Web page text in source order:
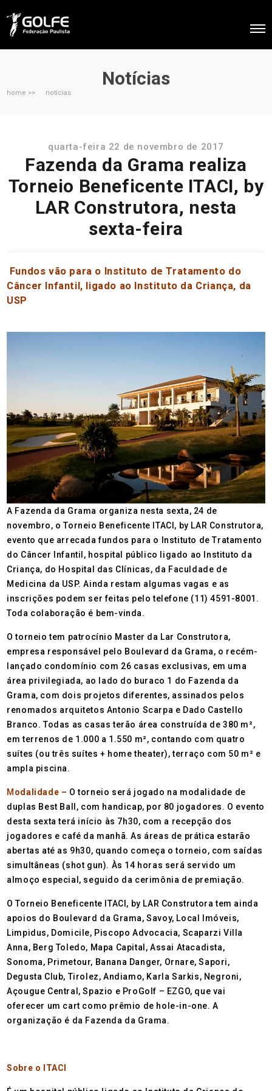
Notícias
home >> notícias
quarta-feira 22 de novembro de 2017
Fazenda da Grama realiza
Torneio Beneficente ITACI, by
LAR Construtora, nesta
sexta-feira
Fundos vão para o Instituto de Tratamento do
Câncer Infantil, ligado ao Instituto da Criança, da
USP
A Fazenda da Grama organiza nesta sexta, 24 de
novembro, o Torneio Beneficente ITACI, by LAR Construtora,
evento que arrecada fundos para o Instituto de Tratamento
do Câncer Infantil, hospital público ligado ao Instituto da
Criança, do Hospital das Clínicas, da Faculdade de
Medicina da USP. Ainda restam algumas vagas e as
inscrições podem ser feitas pelo telefone (11) 4591-8001.
Toda colaboração é bem-vinda.
O torneio tem patrocínio Master da Lar Construtora,
empresa responsável pelo Boulevard da Grama, o recém-
lançado condomínio com 26 casas exclusivas, em uma
área privilegiada, ao lado do buraco 1 do Fazenda da
Grama, com dois projetos diferentes, assinados pelos
renomados arquitetos Antonio Scarpa e Dado Castello
Branco. Todas as casas terão área construída de 380 m²,
em terrenos de 1.000 a 1.550 m², contando com quatro
suítes (ou três suítes + home theater), terraço com 50 m² e
ampla piscina.
M odalidade – O torneio será jogado na modalidade de
duplas Best Ball, com handicap, por 80 jogadores. O evento
desta sexta terá início às 7h30, com a recepção dos
jogadores e café da manhã. As áreas de prática estarão
abertas até as 9h30, quando começa o torneio, com saídas
simultâneas (shot gun). Às 14 horas será servido um
almoço especial, seguido da cerimônia de premiação.
O Torneio Beneficente ITACI, by LAR Construtora tem ainda
apoios do Boulevard da Grama, Savoy, Local Imóveis,
Limpidus, Domicile, Piscopo Advocacia, Scaparzi Villa
Anna, Berg Toledo, Mapa Capital, Assai Atacadista,
Sonoma, Primetour, Banana Danger, Ornare, Sapori,
Degusta Club, Tirolez, Andiamo, Karla Sarkis, Negroni,
Açougue Central, Spazio e ProGolf – EZGO, que vai
oferecer um cart como prêmio de hole-in-one. A
organização é da Fazenda da Grama.
Sobre o ITACI